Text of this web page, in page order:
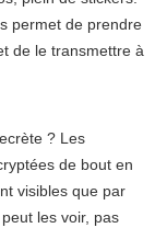
permet de prendre
de le transmettre à
? Les
de bout en
visibles que par
les voir, pas